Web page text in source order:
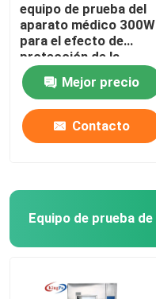
Productos
equipo de prueba del
aparato médico 300W
para el efecto de
protección de la
partícula
Mejor precio
Contacto